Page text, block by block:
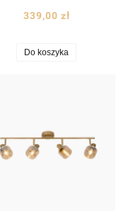
339,00 zł
Do koszyka